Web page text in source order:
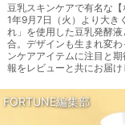
豆乳スキンケアで有名な
1年9月7日（火）より大き
れ」を使用した豆乳発酵
合。デザインも生まれ変
ンケアアイテムに注目と
報をレビューと共にお届け
FORTUNE編集部